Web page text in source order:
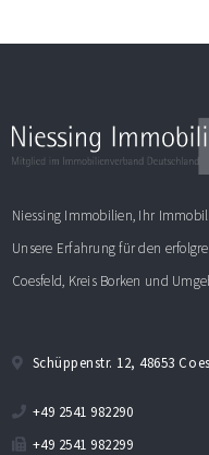
Niessing Immobilien, Ihr
Unsere Erfahrung für den
Coesfeld, Kreis Borken und
Schüppenstr. 12, 48653
+49 2541 982290
+49 2541 982299